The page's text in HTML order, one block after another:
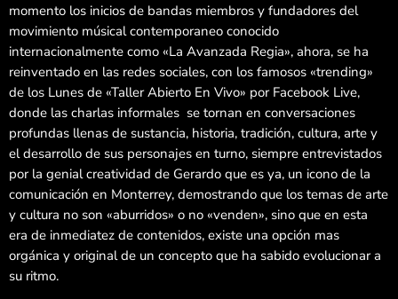
momento los inicios de bandas miembros y fundadores del
movimiento músical contemporaneo conocido
internacionalmente como «La Avanzada Regia», ahora, se ha
reinventado en las redes sociales, con los famosos «trending»
de los Lunes de «Taller Abierto En Vivo» por Facebook Live,
donde las charlas informales se tornan en conversaciones
profundas llenas de sustancia, historia, tradición, cultura, arte y
el desarrollo de sus personajes en turno, siempre entrevistados
por la genial creatividad de Gerardo que es ya, un icono de la
comunicación en Monterrey, demostrando que los temas de arte
y cultura no son «aburridos» o no «venden», sino que en esta
era de inmediatez de contenidos, existe una opción mas
orgánica y original de un concepto que ha sabido evolucionar a
su ritmo.